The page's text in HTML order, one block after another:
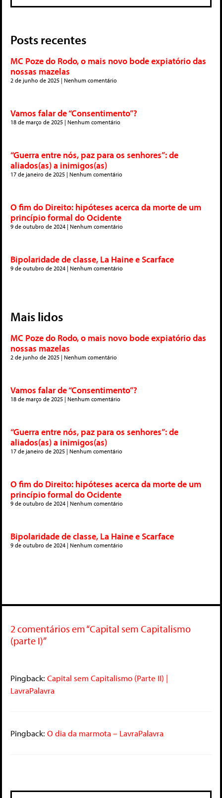
Posts recentes
MC Poze do Rodo, o mais novo bode expiatório das
nossas mazelas
2 de junho de 2025 Nenhum comentário
Vamos falar de “Consentimento”?
18 de março de 2025 Nenhum comentário
“Guerra entre nós, paz para os senhores”: de
aliados(as) a inimigos(as)
17 de janeiro de 2025 Nenhum comentário
O fim do Direito: hipóteses acerca da morte de um
princípio formal do Ocidente
9 de outubro de 2024 Nenhum comentário
Bipolaridade de classe, La Haine e Scarface
9 de outubro de 2024 Nenhum comentário
Mais lidos
MC Poze do Rodo, o mais novo bode expiatório das
nossas mazelas
2 de junho de 2025 Nenhum comentário
Vamos falar de “Consentimento”?
18 de março de 2025 Nenhum comentário
“Guerra entre nós, paz para os senhores”: de
aliados(as) a inimigos(as)
17 de janeiro de 2025 Nenhum comentário
O fim do Direito: hipóteses acerca da morte de um
princípio formal do Ocidente
9 de outubro de 2024 Nenhum comentário
Bipolaridade de classe, La Haine e Scarface
9 de outubro de 2024 Nenhum comentário
2 comentários em “Capital sem Capitalismo
(parte I)”
Pingback: Capital sem Capitalismo (Parte II) |
LavraPalavra
Pingback: O dia da marmota – LavraPalavra